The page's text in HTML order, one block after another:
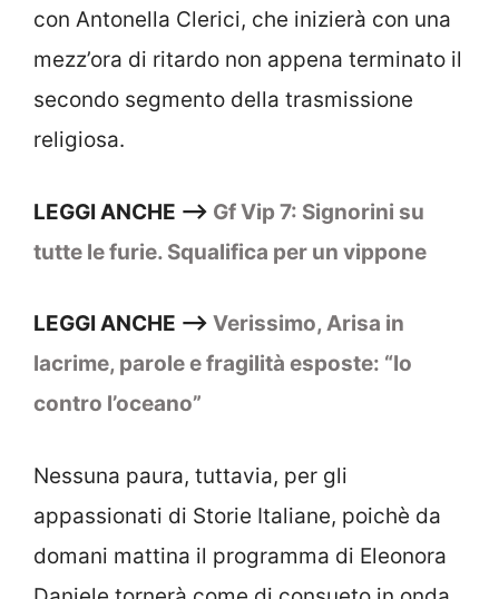
con Antonella Clerici, che inizierà con una
mezz’ora di ritardo non appena terminato il
secondo segmento della trasmissione
religiosa.
LEGGI ANCHE –> Gf Vip 7: Signorini su
tutte le furie. Squalifica per un vippone
LEGGI ANCHE –> Verissimo, Arisa in
lacrime, parole e fragilità esposte: “Io
contro l’oceano”
Nessuna paura, tuttavia, per gli
appassionati di Storie Italiane, poichè da
domani mattina il programma di Eleonora